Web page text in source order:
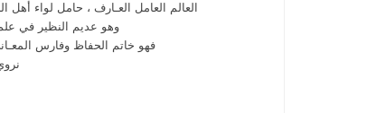
العالم العامل العـارف ، حامل لواء
وهو عديم النظير في
فهو خاتم الحفاظ وفارس